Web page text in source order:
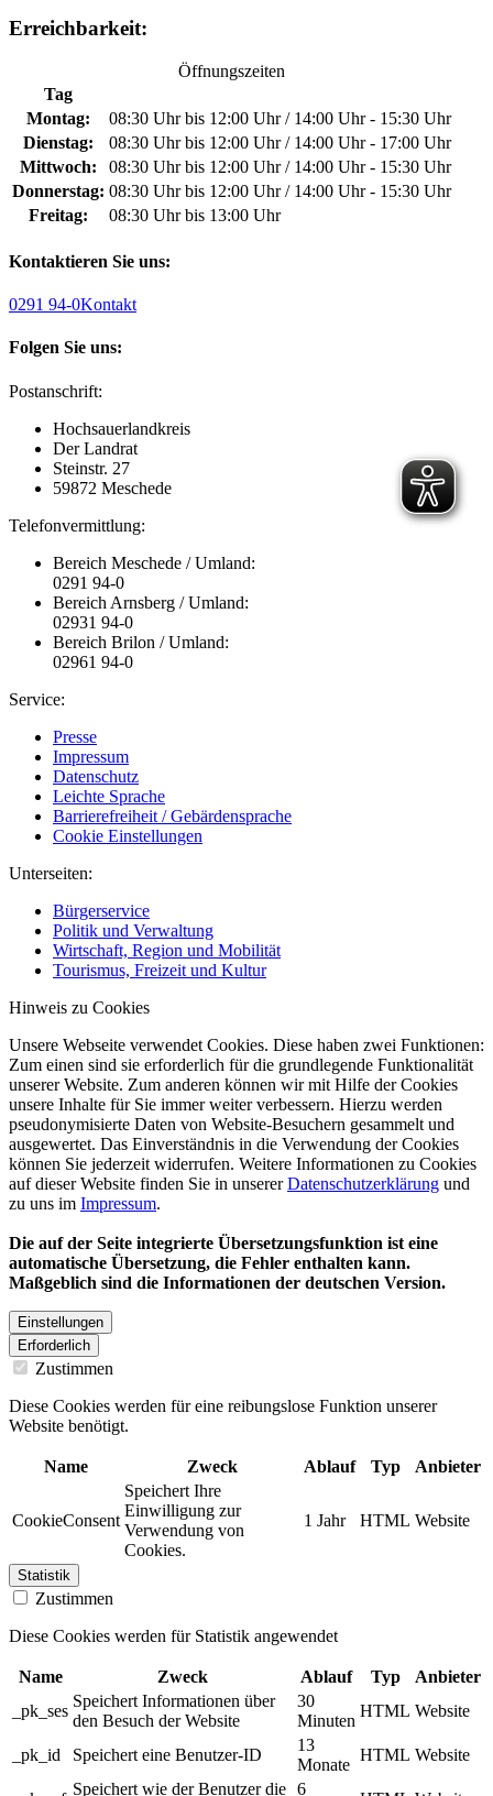
Erreichbarkeit:
Öffnungszeiten
Tag
Montag:
08:30 Uhr bis 12:00 Uhr / 14:00 Uhr - 15:30 Uhr
Dienstag:
08:30 Uhr bis 12:00 Uhr / 14:00 Uhr - 17:00 Uhr
Mittwoch:
08:30 Uhr bis 12:00 Uhr / 14:00 Uhr - 15:30 Uhr
Donnerstag: 08:30 Uhr bis 12:00 Uhr / 14:00 Uhr - 15:30 Uhr
Freitag:
08:30 Uhr bis 13:00 Uhr
Kontaktieren Sie uns:
0291 94-0Kontakt
Folgen Sie uns:
Postanschrift:
Hochsauerlandkreis
Der Landrat
Steinstr. 27
59872 Meschede
Telefonvermittlung:
Bereich Meschede / Umland:
0291 94-0
Bereich Arnsberg / Umland:
02931 94-0
Bereich Brilon / Umland:
02961 94-0
Service:
Presse
Impressum
Datenschutz
Leichte Sprache
Barrierefreiheit / Gebärdensprache
Cookie Einstellungen
Unterseiten:
Bürgerservice
Politik und Verwaltung
Wirtschaft, Region und Mobilität
Tourismus, Freizeit und Kultur
Hinweis zu Cookies
Unsere Webseite verwendet Cookies. Diese haben zwei Funktionen:
Zum einen sind sie erforderlich für die grundlegende Funktionalität
unserer Website. Zum anderen können wir mit Hilfe der Cookies
unsere Inhalte für Sie immer weiter verbessern. Hierzu werden
pseudonymisierte Daten von Website-Besuchern gesammelt und
ausgewertet. Das Einverständnis in die Verwendung der Cookies
können Sie jederzeit widerrufen. Weitere Informationen zu Cookies
auf dieser Website finden Sie in unsererDatenschutzerklärung und
zu uns im Impressum.
Die auf der Seite integrierte Übersetzungsfunktion ist eine
automatische Übersetzung, die Fehler enthalten kann.
Maßgeblich sind die Informationen der deutschen Version.
Einstellungen
Erforderlich
Zustimmen
Diese Cookies werden für eine reibungslose Funktion unserer
Website benötigt.
Name Zweck Ablauf Typ Anbieter
CookieConsent
Speichert Ihre
Einwilligung zur
Verwendung von
Cookies.
1 Jahr HTML Website
Statistik
Zustimmen
Diese Cookies werden für Statistik angewendet
Name Zweck Ablauf Typ
Anbieter
_pk_ses
Speichert Informationen über
den Besuch der Website
30
Minuten
HTML Website
_pk_id Speichert eine Benutzer-ID
13
Monate
HTML Website
Speichert wie der Benutzer die 6